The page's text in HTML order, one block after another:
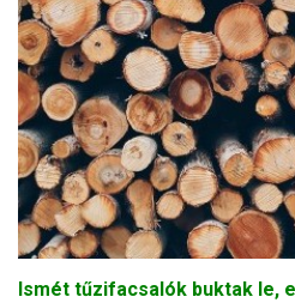
Ismét tűzifacsalók buktak le,